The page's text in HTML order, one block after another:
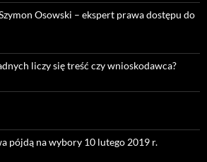
Osowski – ekspert prawa dostępu do
liczy się treść czy wnioskodawca?
pójdą na wybory 10 lutego 2019 r.